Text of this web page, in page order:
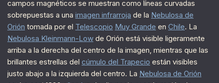
campos magnéticos se muestran como líneas curvadas
sobrepuestas a una imagen infrarroja de la Nebulosa de
Orión tomada por el Telescopio Muy Grande en Chile. La
Nebulosa Kleinmann-Low de Orión está visible ligeramente
arriba a la derecha del centro de la imagen, mientras que las
brillantes estrellas del cúmulo del Trapecio están visibles
justo abajo a la izquierda del centro. La Nebulosa de Orión